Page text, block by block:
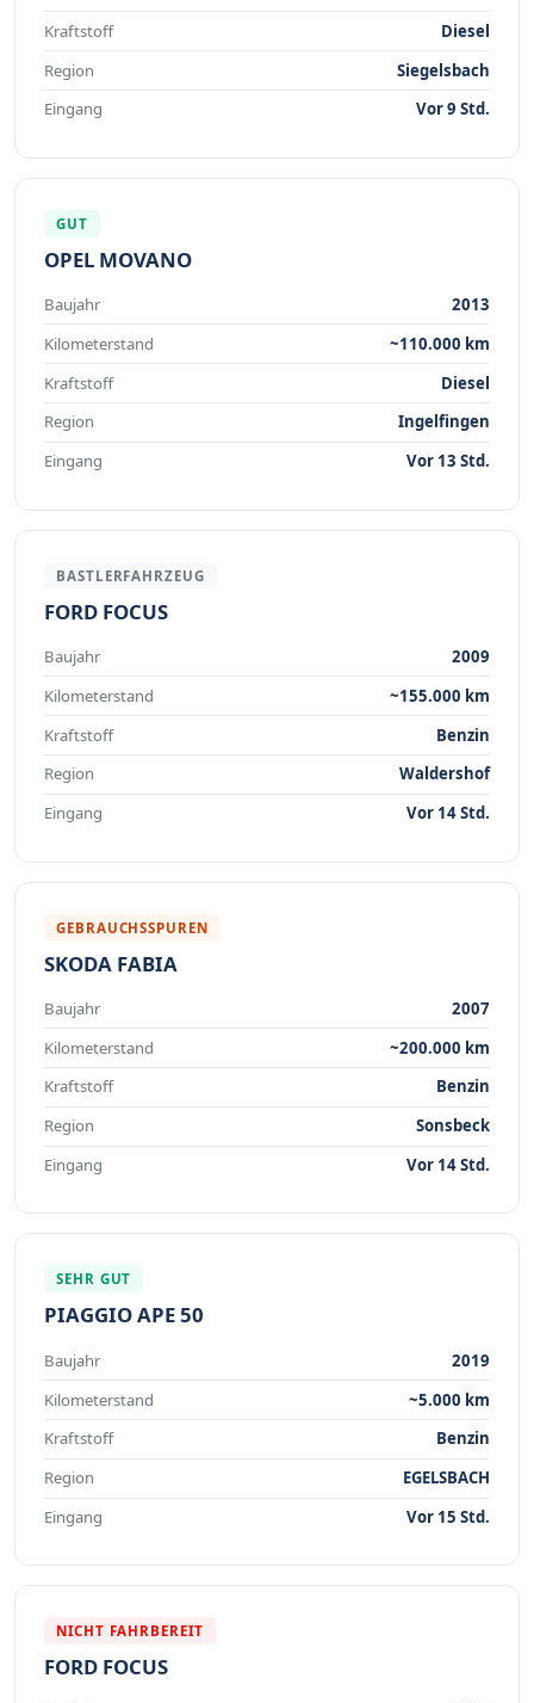
Kraftstoff
Diesel
Region
Siegelsbach
Eingang
Vor 9 Std.
GUT
OPEL MOVANO
Baujahr
2013
Kilometerstand
~110.000 km
Kraftstoff
Diesel
Region
Ingelfingen
Eingang
Vor 13 Std.
BASTLERFAHRZEUG
FORD FOCUS
Baujahr
2009
Kilometerstand
~155.000 km
Kraftstoff
Benzin
Region
Waldershof
Eingang
Vor 14 Std.
GEBRAUCHSSPUREN
SKODA FABIA
Baujahr
2007
Kilometerstand
~200.000 km
Kraftstoff
Benzin
Region
Sonsbeck
Eingang
Vor 14 Std.
SEHR GUT
PIAGGIO APE 50
Baujahr
2019
Kilometerstand
~5.000 km
Kraftstoff
Benzin
Region
EGELSBACH
Eingang
Vor 15 Std.
NICHT FAHRBEREIT
FORD FOCUS